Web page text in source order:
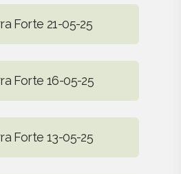
Forte 21-05-25
Forte 16-05-25
Forte 13-05-25